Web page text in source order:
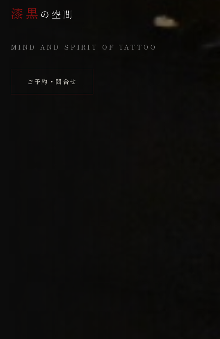
漆黒 の空間
MIND AND SPIRIT OF TATTOO
ご予約・問合せ